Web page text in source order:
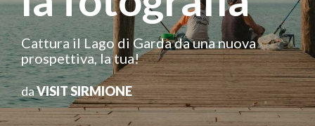
Cattura il Lago di Garda da una nuova
prospettiva, la tua!
daVISIT SIRMIONE